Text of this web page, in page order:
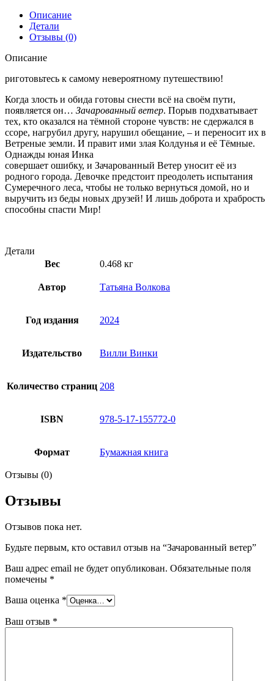
Описание
Детали
Отзывы (0)
Описание
риготовьтесь к самому невероятному путешествию!
Когда злость и обида готовы снести всё на своём пути,
появляется он… Зачарованный ветер. Порыв подхватывает
тех, кто оказался на тёмной стороне чувств: не сдержался в
ссоре, нагрубил другу, нарушил обещание, – и переносит их в
Ветреные земли. И правит ими злая Колдунья и её Тёмные.
Однажды юная Инка
совершает ошибку, и Зачарованный Ветер уносит её из
родного города. Девочке предстоит преодолеть испытания
Сумеречного леса, чтобы не только вернуться домой, но и
выручить из беды новых друзей! И лишь доброта и храбрость
способны спасти Мир!
Детали
Вес
0.468 кг
Автор Татьяна Волкова
Год издания 2024
Издательство Вилли Винки
Количество страниц 208
ISBN 978-5-17-155772-0
Формат Бумажная книга
Отзывы (0)
Отзывы
Отзывов пока нет.
Будьте первым, кто оставил отзыв на “Зачарованный ветер”
Ваш адрес email не будет опубликован. Обязательные поля
помечены *
Ваша оценка *
Ваш отзыв *